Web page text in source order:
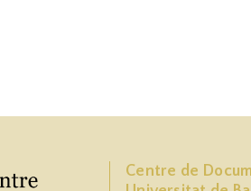
Centre de